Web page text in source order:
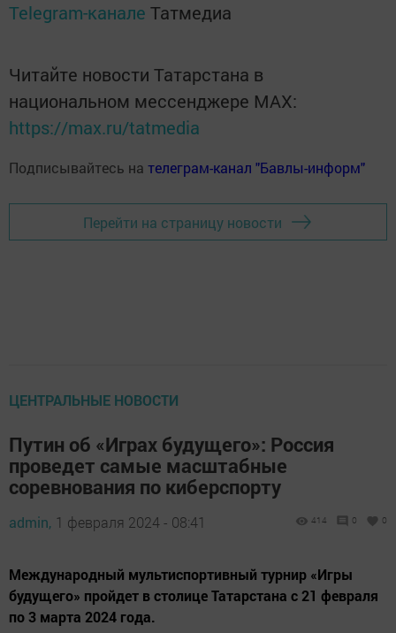
Telegram-канале Татмедиа
Читайте новости Татарстана в
национальном мессенджере MАХ:
https://max.ru/tatmedia
Подписывайтесь на телеграм-канал "Бавлы-информ"
Перейти на страницу новости
ЦЕНТРАЛЬНЫЕ НОВОСТИ
Путин об «Играх будущего»: Россия
проведет самые масштабные
соревнования по киберспорту
admin, 1 февраля 2024 - 08:41 414 0 0
Международный мультиспортивный турнир «Игры
будущего» пройдет в столице Татарстана с 21 февраля
по 3 марта 2024 года.